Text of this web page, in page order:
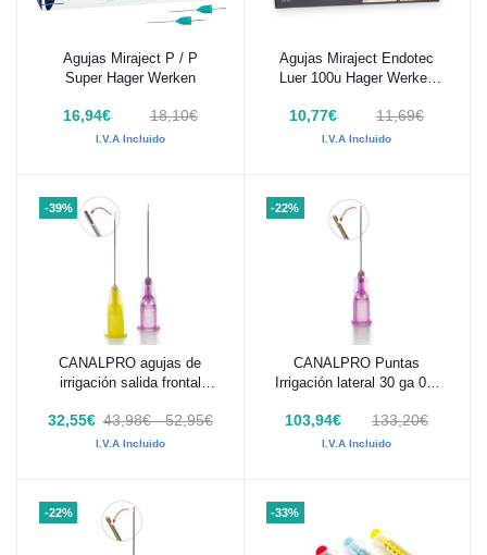
Añadir al carrito
Agujas Miraject P / P
Super Hager Werken
16,94€ 18,10€
I.V.A Incluido
Añadir al carrito
Agujas Miraject Endotec
Luer 100u Hager Werken
10,77€ 11,69€
I.V.A Incluido
-39%
Añadir al carrito
CANALPRO agujas de
irrigación salida frontal
32,55€ 43,98€ - 52,95€
I.V.A Incluido
-22%
Añadir al carrito
CANALPRO Puntas
Irrigación lateral 30 ga 0.3
103,94€ 133,20€
I.V.A Incluido
-22% -33%